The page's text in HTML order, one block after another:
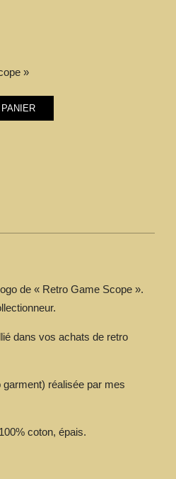
»
de « Retro Game Scope ».
dans vos achats de retro
réalisée par mes
coton, épais.